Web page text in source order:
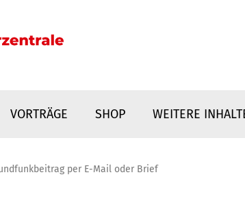
VORTRÄGE SHOP WEITERE
per E-Mail oder Brief